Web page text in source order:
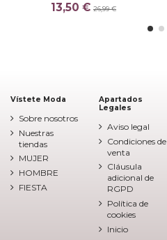
13,50 € 26,99 €
Vístete Moda
Sobre nosotros
Nuestras
tiendas
MUJER
HOMBRE
FIESTA
Apartados
Legales
Aviso legal
Condiciones de
venta
Cláusula
adicional de
RGPD
Política de
cookies
Inicio